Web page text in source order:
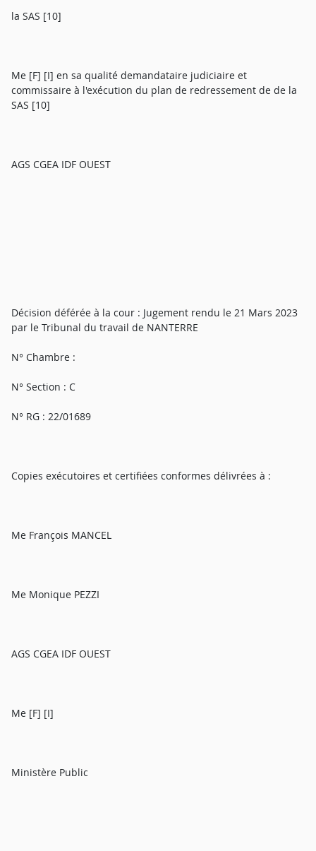
la SAS [10]
Me [F] [I] en sa qualité demandataire judiciaire et
commissaire à l'exécution du plan de redressement de de la
SAS [10]
AGS CGEA IDF OUEST
Décision déférée à la cour : Jugement rendu le 21 Mars 2023
par le Tribunal du travail de NANTERRE
N° Chambre :
N° Section : C
N° RG : 22/01689
Copies exécutoires et certifiées conformes délivrées à :
Me François MANCEL
Me Monique PEZZI
AGS CGEA IDF OUEST
Me [F] [I]
Ministère Public